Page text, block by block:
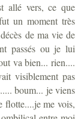
allé vers, ce que
un moment très
de ma vie de
passés ou je lui
va bien... rien....
visiblement pas
boum... je viens
flotte....je me vois,